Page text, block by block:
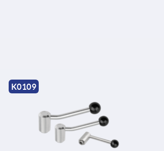
K0109